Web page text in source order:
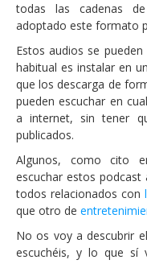
todas las cadenas
adoptado este formato
Estos audios se
habitual es instalar en
que los descarga de
pueden escuchar en
a internet, sin tener
publicados.
Algunos, como cito
escuchar estos
todos relacionados con
que otro de
No os voy a descubrir
escuchéis, y lo que sí